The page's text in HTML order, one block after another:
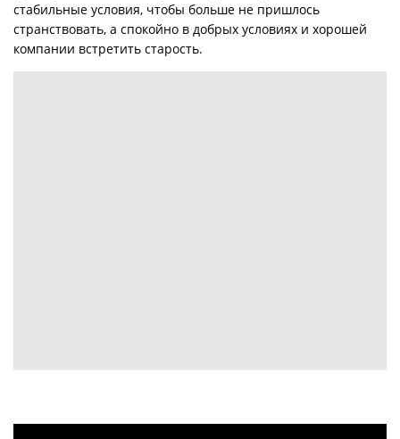
стабильные условия, чтобы больше не пришлось
странствовать, а спокойно в добрых условиях и хорошей
компании встретить старость.